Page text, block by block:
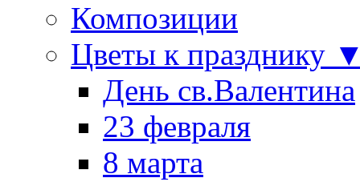
Композиции
Цветы к празднику
День св.Валентина
23 февраля
8 марта